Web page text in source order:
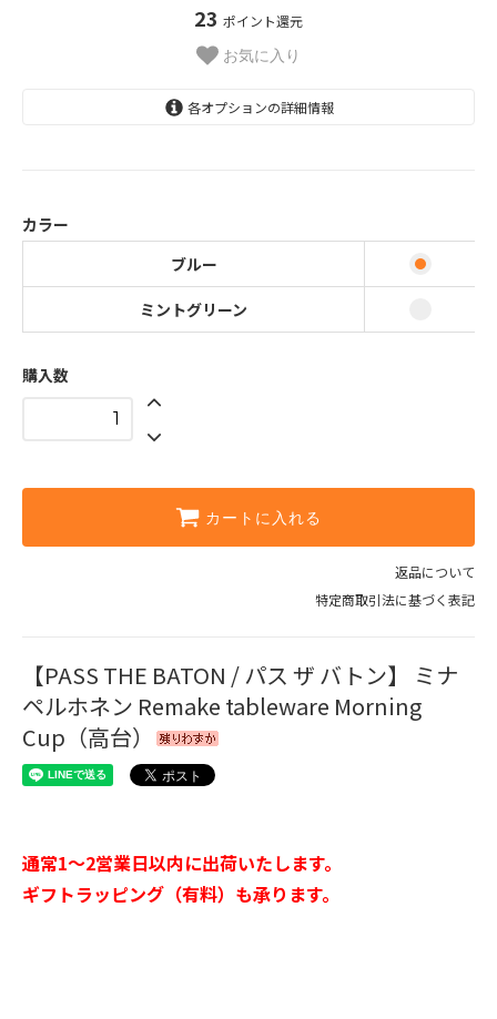
23 ポイント還元
お気に入り
各オプションの詳細情報
カラー
ブルー
ミントグリーン
購入数
カートに入れる
返品について
特定商取引法に基づく表記
【PASS THE BATON / パス ザ バトン】 ミナ
ペルホネン Remake tableware Morning
Cup（高台）
通常1～2営業日以内に出荷いたします。
ギフトラッピング（有料）も承ります。